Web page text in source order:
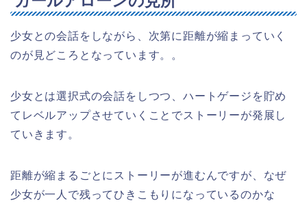
少女との会話をしながら、次第に距離が縮まっていく
のが見どころとなっています。。
少女とは選択式の会話をしつつ、ハートゲージを貯め
てレベルアップさせていくことでストーリーが発展し
ていきます。
距離が縮まるごとにストーリーが進むんですが、なぜ
少女が一人で残ってひきこもりになっているのかな